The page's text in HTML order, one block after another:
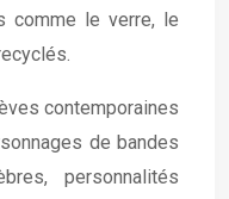
comme le verre, le
contemporaines
de bandes
personnalités